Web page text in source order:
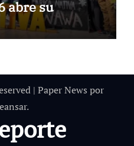
abre su
| Paper News por
.